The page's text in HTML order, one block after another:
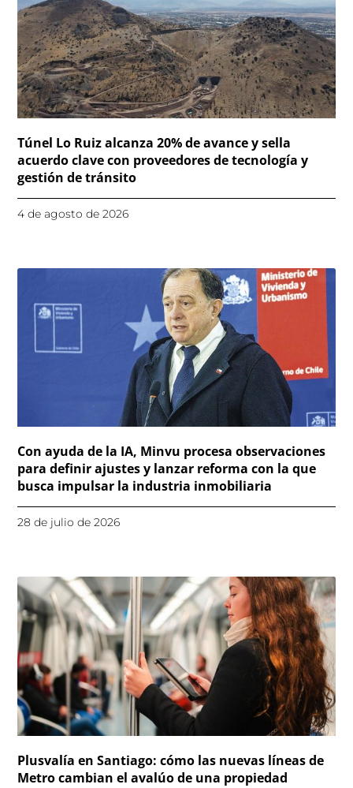
Túnel Lo Ruiz alcanza 20% de avance y sella
acuerdo clave con proveedores de tecnología y
gestión de tránsito
4 de agosto de 2026
Con ayuda de la IA, Minvu procesa observaciones
para definir ajustes y lanzar reforma con la que
busca impulsar la industria inmobiliaria
28 de julio de 2026
Plusvalía en Santiago: cómo las nuevas líneas de
Metro cambian el avalúo de una propiedad